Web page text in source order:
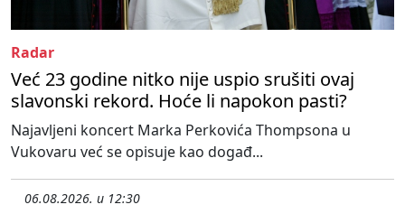
Radar
Već 23 godine nitko nije uspio srušiti ovaj
slavonski rekord. Hoće li napokon pasti?
Najavljeni koncert Marka Perkovića Thompsona u
Vukovaru već se opisuje kao događ...
06.08.2026. u 12:30